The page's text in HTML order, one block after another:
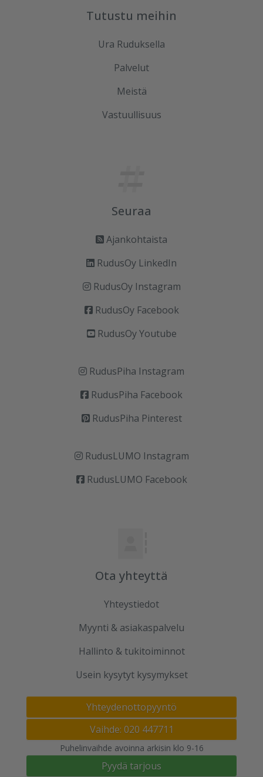
Tutustu meihin
Ura Ruduksella
Palvelut
Meistä
Vastuullisuus
Seuraa
Ajankohtaista
RudusOy LinkedIn
RudusOy Instagram
RudusOy Facebook
RudusOy Youtube
RudusPiha Instagram
RudusPiha Facebook
RudusPiha Pinterest
RudusLUMO Instagram
RudusLUMO Facebook
Ota yhteyttä
Yhteystiedot
Myynti & asiakaspalvelu
Hallinto & tukitoiminnot
Usein kysytyt kysymykset
Yhteydenottopyyntö
Vaihde: 020 447711
Puhelinvaihde avoinna arkisin klo 9-16
Pyydä tarjous